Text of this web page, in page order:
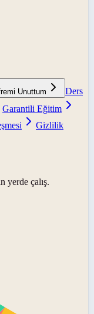
Unuttum
Ders
Garantili Eğitim
Gizlilik
yerde çalış.